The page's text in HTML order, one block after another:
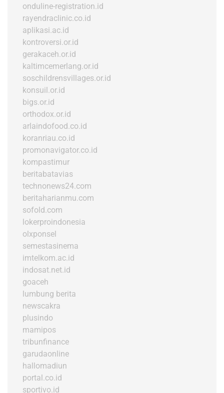
onduline-registration.id
rayendraclinic.co.id
aplikasi.ac.id
kontroversi.or.id
gerakaceh.or.id
kaltimcemerlang.or.id
soschildrensvillages.or.id
konsuil.or.id
bigs.or.id
orthodox.or.id
arlaindofood.co.id
koranriau.co.id
promonavigator.co.id
kompastimur
beritabatavias
technonews24.com
beritaharianmu.com
sofold.com
lokerproindonesia
olxponsel
semestasinema
imtelkom.ac.id
indosat.net.id
goaceh
lumbung berita
newscakra
plusindo
mamipos
tribunfinance
garudaonline
hallomadiun
portal.co.id
sportivo.id